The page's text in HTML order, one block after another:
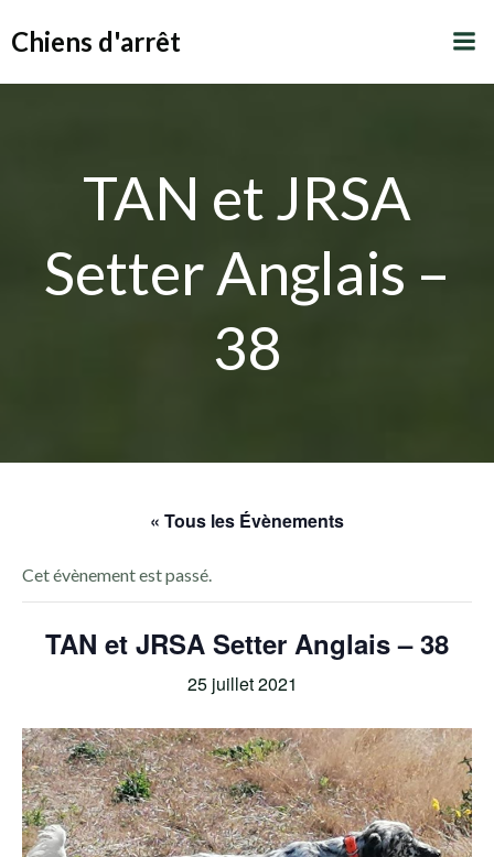
Chiens d'arrêt
TAN et JRSA
Setter Anglais –
38
« Tous les Évènements
Cet évènement est passé.
TAN et JRSA Setter Anglais – 38
25 juillet 2021